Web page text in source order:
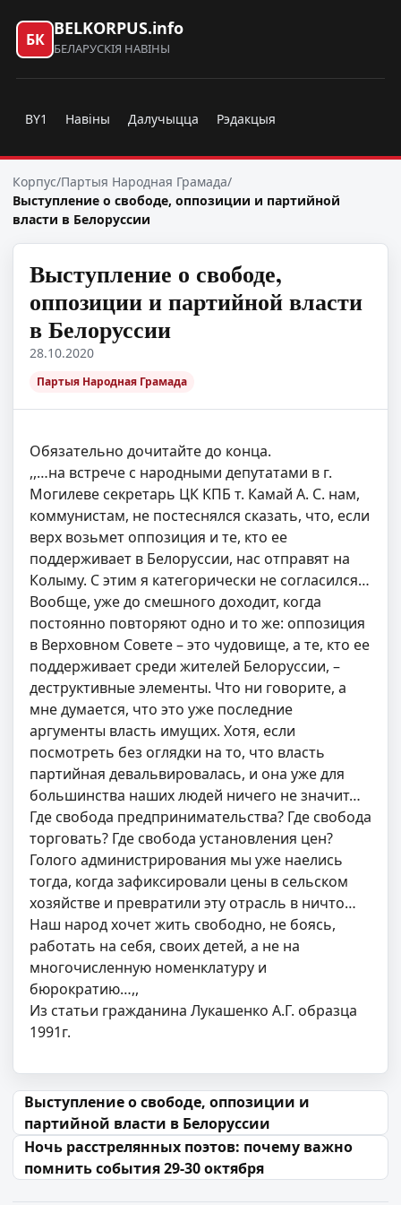
БК
BELKORPUS.info
БЕЛАРУСКІЯ НАВІНЫ
BY1 Навіны Далучыцца Рэдакцыя
Корпус/Партыя Народная Грамада/
Выступление о свободе, оппозиции и партийной
власти в Белоруссии
Выступление о свободе,
оппозиции и партийной власти
в Белоруссии
28.10.2020
Партыя Народная Грамада
Обязательно дочитайте до конца.
​​,,…на встрече с народными депутатами в г.
Могилеве секретарь ЦК КПБ т. Камай А. С. нам,
коммунистам, не постеснялся сказать, что, если
верх возьмет оппозиция и те, кто ее
поддерживает в Белоруссии, нас отправят на
Колыму. С этим я категорически не согласился…
Вообще, уже до смешного доходит, когда
постоянно повторяют одно и то же: оппозиция
в Верховном Совете – это чудовище, а те, кто ее
поддерживает среди жителей Белоруссии, –
деструктивные элементы. Что ни говорите, а
мне думается, что это уже последние
аргументы власть имущих. Хотя, если
посмотреть без оглядки на то, что власть
партийная девальвировалась, и она уже для
большинства наших людей ничего не значит…
Где свобода предпринимательства? Где свобода
торговать? Где свобода установления цен?
Голого администрирования мы уже наелись
тогда, когда зафиксировали цены в сельском
хозяйстве и превратили эту отрасль в ничто…
Наш народ хочет жить свободно, не боясь,
работать на себя, своих детей, а не на
многочисленную номенклатуру и
бюрократию…,,
Из статьи гражданина Лукашенко А.Г. образца
1991г.
Навігацыя па запісах
Выступление о свободе, оппозиции и
партийной власти в Белоруссии
Ночь расстрелянных поэтов: почему важно
помнить события 29-30 октября